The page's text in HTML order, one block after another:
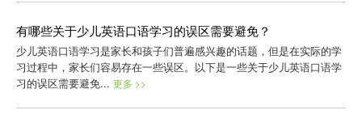
有哪些关于少儿英语口语学习的误区需要避免？
少儿英语口语学习是家长和孩子们普遍感兴趣的话题，但是在实际的学
习过程中，家长们容易存在一些误区。以下是一些关于少儿英语口语学
习的误区需要避免... 更多 >>